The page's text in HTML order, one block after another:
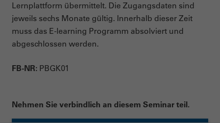
Lernplattform übermittelt. Die Zugangsdaten sind
jeweils sechs Monate gültig. Innerhalb dieser Zeit
muss das E-learning Programm absolviert und
abgeschlossen werden.
FB-NR: PBGK01
Nehmen Sie verbindlich an diesem Seminar teil.